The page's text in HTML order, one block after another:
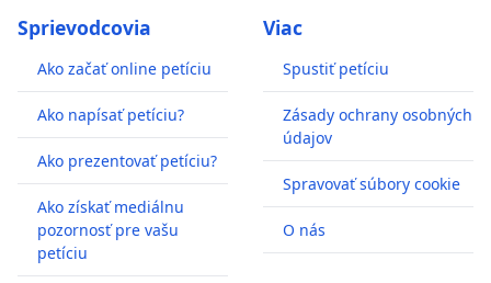
Sprievodcovia
Ako začať online petíciu
Ako napísať petíciu?
Ako prezentovať petíciu?
Ako získať mediálnu
pozornosť pre vašu
petíciu
Viac
Spustiť petíciu
Zásady ochrany osobných
údajov
Spravovať súbory cookie
O nás